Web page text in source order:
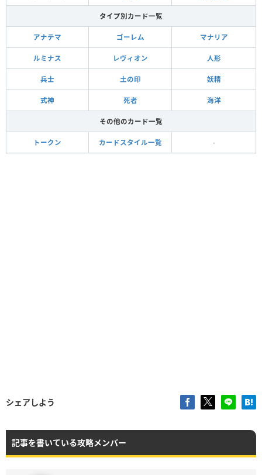
タイプ別カード一覧
アナテマ ゴーレム マナリア
ルミナス レヴィオン 人形
兵士 土の印 妖精
式神 死者 海洋
その他のカード一覧
トークン カードスタイル一覧 -
シェアしよう
記事を書いている攻略メンバー